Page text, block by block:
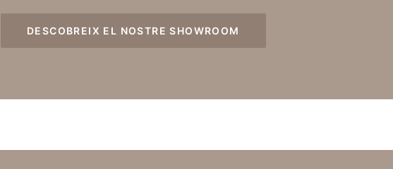
DESCOBREIX EL NOSTRE SHOWROOM